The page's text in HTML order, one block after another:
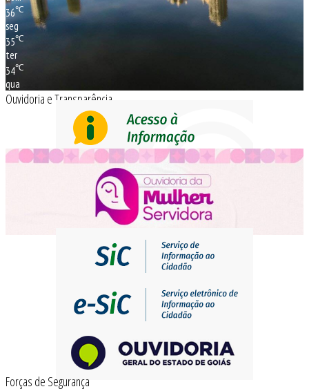
36℃
seg
35℃
ter
34℃
qua
Ouvidoria e Transparência
Forças de Segurança